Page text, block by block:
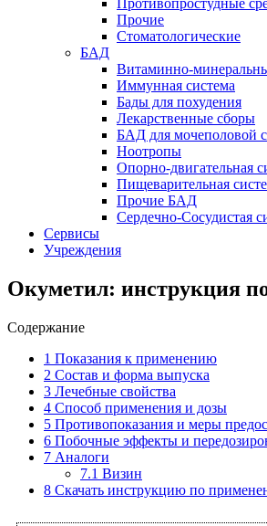
Противопростудные
Прочие
Стоматологические
БАД
Витаминно-
Иммунная система
Бады для похудения
Лекарственные сборы
БАД для мочеполовой
Ноотропы
Опорно-двигательная
Пищеварительная
Прочие БАД
Сердечно-Сосудистая
Сервисы
Учреждения
Окуметил: инструкция
Содержание
1 Показания к применению
2 Состав и форма выпуска
3 Лечебные свойства
4 Способ применения и дозы
5 Противопоказания и меры
6 Побочные эффекты и
7 Аналоги
7.1 Визин
8 Скачать инструкцию по